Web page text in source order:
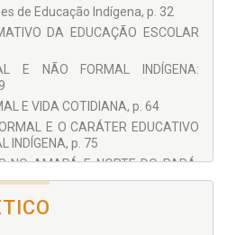
de Educação Indígena, p. 32
DA EDUCAÇÃO ESCOLAR
E NÃO FORMAL INDÍGENA:
E VIDA COTIDIANA, p. 64
E O CARÁTER EDUCATIVO
INDÍGENA, p. 75
NO AMAPÁ E NORTE DO PARÁ:
p. 87
p. 87